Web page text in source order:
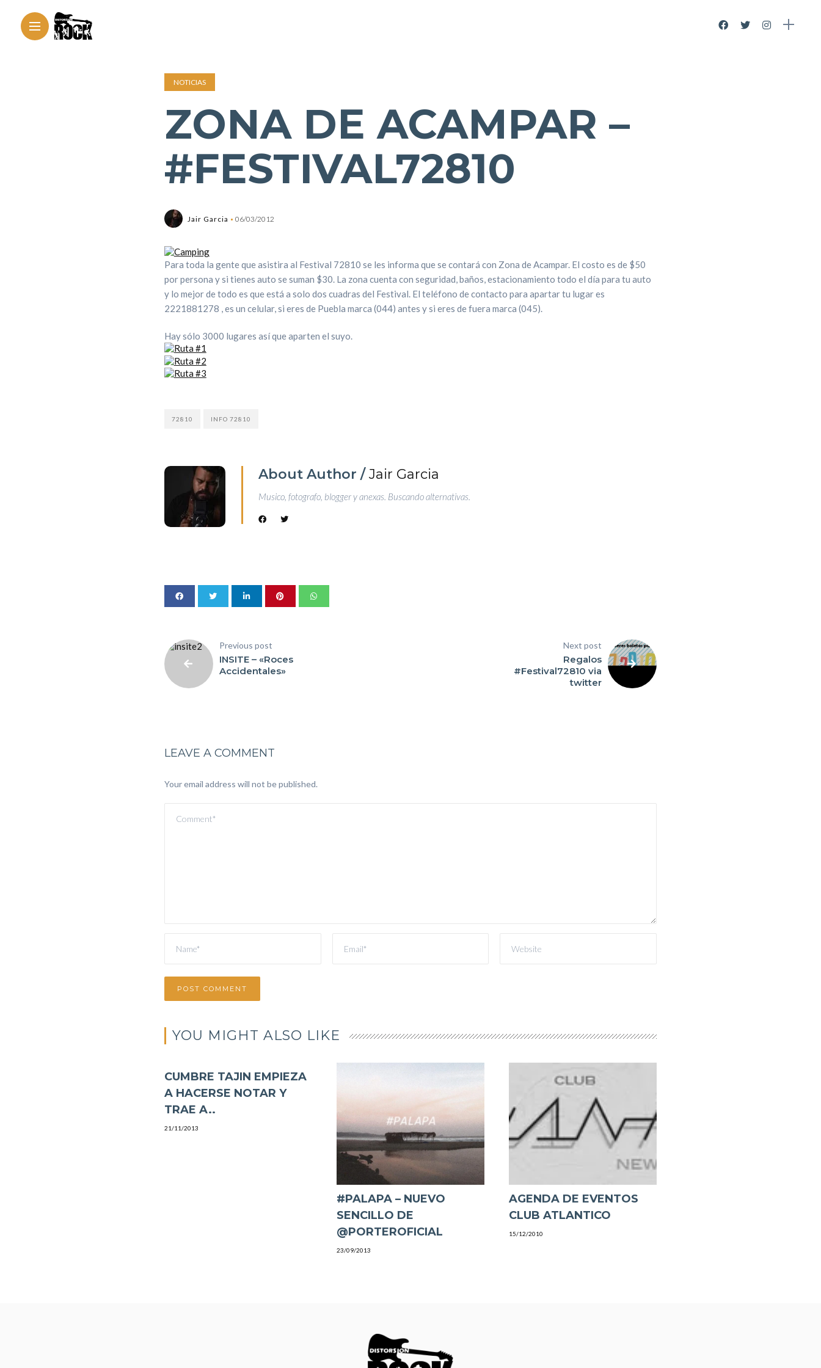
NOTICIAS
ZONA DE ACAMPAR –
#FESTIVAL72810
Jair Garcia 06/03/2012
Para toda la gente que asistira al Festival 72810 se les informa que se contará con Zona de Acampar. El costo es de $50
por persona y si tienes auto se suman $30. La zona cuenta con seguridad, baños, estacionamiento todo el día para tu auto
y lo mejor de todo es que está a solo dos cuadras del Festival. El teléfono de contacto para apartar tu lugar es
2221881278 , es un celular, si eres de Puebla marca (044) antes y si eres de fuera marca (045).
Hay sólo 3000 lugares así que aparten el suyo.
72810 INFO 72810
About Author /Jair Garcia
Musico, fotografo, blogger y anexas. Buscando alternativas.
Previous post
INSITE – «Roces
Accidentales»
Next post
Regalos
#Festival72810 via
twitter
LEAVE A COMMENT
Your email address will not be published.
YOU MIGHT ALSO LIKE
CUMBRE TAJIN EMPIEZA
A HACERSE NOTAR Y
TRAE A..
21/11/2013
#PALAPA – NUEVO
SENCILLO DE
@PORTEROFICIAL
23/09/2013
AGENDA DE EVENTOS
CLUB ATLANTICO
15/12/2010